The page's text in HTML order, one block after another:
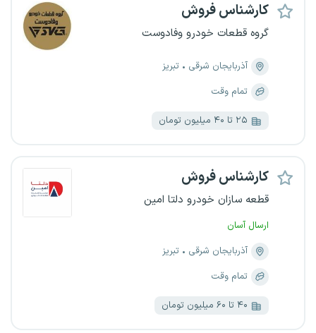
کارشناس فروش
گروه قطعات خودرو وفادوست
آذربایجان شرقی
تبریز
تمام وقت
۲۵ تا ۴۰ میلیون تومان
کارشناس فروش
قطعه سازان خودرو دلتا امین
ارسال آسان
آذربایجان شرقی
تبریز
تمام وقت
۴۰ تا ۶۰ میلیون تومان